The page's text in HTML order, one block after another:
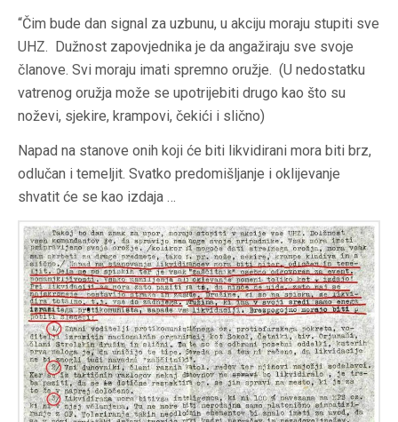
“Čim bude dan signal za uzbunu, u akciju moraju stupiti sve
UHZ. Dužnost zapovjednika je da angažiraju sve svoje
članove. Svi moraju imati spremno oružje. (U nedostatku
vatrenog oružja može se upotrijebiti drugo kao što su
noževi, sjekire, krampovi, čekići i slično)
Napad na stanove onih koji će biti likvidirani mora biti brz,
odlučan i temeljit. Svatko predomišljanje i oklijevanje
shvatit će se kao izdaja …